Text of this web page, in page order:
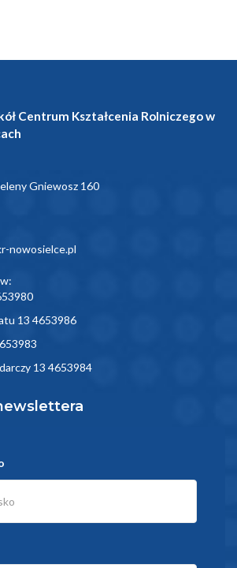
Centrum Kształcenia Rolniczego w
Gniewosz 160
nowosielce.pl
13 4653986
13 4653984